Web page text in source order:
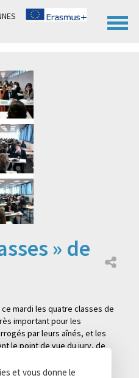
» de
mardi les quatre classes de
important pour les
par leurs aînés, et les
le point de vue du jury, de
et vous donne le